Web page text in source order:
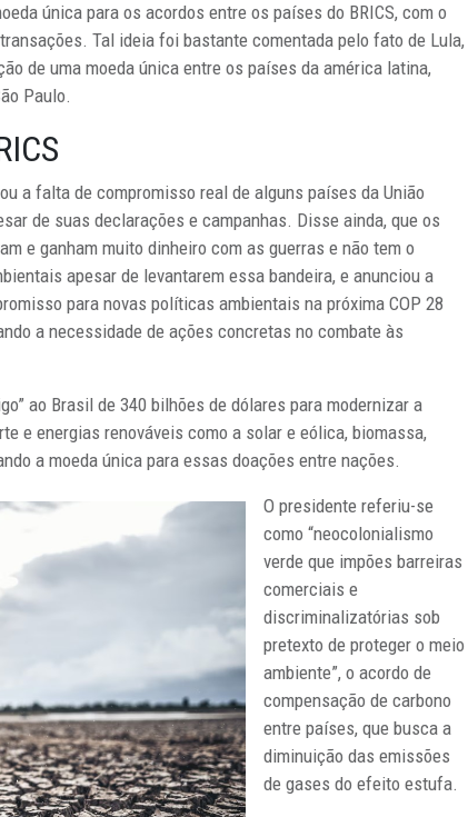
única para os acordos entre os países do BRICS, com o
Tal ideia foi bastante comentada pelo fato de Lula,
de uma moeda única entre os países da américa latina,
Paulo.
a falta de compromisso real de alguns países da União
de suas declarações e campanhas. Disse ainda, que os
e ganham muito dinheiro com as guerras e não tem o
apesar de levantarem essa bandeira, e anunciou a
para novas políticas ambientais na próxima COP 28
a necessidade de ações concretas no combate às
ao Brasil de 340 bilhões de dólares para modernizar a
e energias renováveis como a solar e eólica, biomassa,
a moeda única para essas doações entre nações.
O presidente referiu-se
como “neocolonialismo
verde que impões barreiras
comerciais e
discriminalizatórias sob
pretexto de proteger o meio
ambiente”, o acordo de
compensação de carbono
entre países, que busca a
diminuição das emissões
de gases do efeito estufa.